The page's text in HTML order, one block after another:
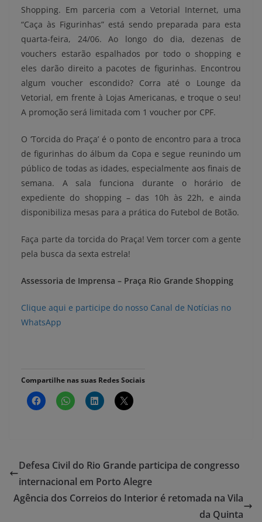
Shopping. Em parceria com a Vetorial Internet, uma
“Caça às Figurinhas” está sendo preparada para esta
quarta-feira, 24/06. Ao longo do dia, dezenas de
vouchers estarão espalhados por todo o shopping e
eles darão direito a pacotes de figurinhas. Encontrou
algum voucher escondido? Corra até o Lounge da
Vetorial, em frente à Lojas Americanas, e troque o seu!
A promoção será limitada com 1 voucher por CPF.
O ‘Torcida do Praça’ é o ponto de encontro para a troca
de figurinhas do álbum da Copa e segue reunindo um
público de todas as idades, especialmente aos finais de
semana. A sala funciona durante o horário de
expediente do shopping – das 10h às 22h, e ainda
disponibiliza mesas para a prática do Futebol de Botão.
Faça parte da torcida do Praça! Vem torcer com a gente
pela busca da sexta estrela!
Assessoria de Imprensa – Praça Rio Grande Shopping
Clique aqui e participe do nosso Canal de Notícias no
WhatsApp
Compartilhe nas suas Redes Sociais
Defesa Civil do Rio Grande participa de congresso
internacional em Porto Alegre
Agência dos Correios do Interior é retomada na Vila
da Quinta